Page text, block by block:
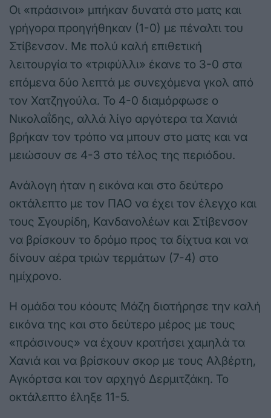
Οι «πράσινοι» μπήκαν δυνατά στο ματς και
γρήγορα προηγήθηκαν (1-0) με πέναλτι του
Στίβενσον. Με πολύ καλή επιθετική
λειτουργία το «τριφύλλι» έκανε το 3-0 στα
επόμενα δύο λεπτά με συνεχόμενα γκολ από
τον Χατζηγούλα. Το 4-0 διαμόρφωσε ο
Νικολαΐδης, αλλά λίγο αργότερα τα Χανιά
βρήκαν τον τρόπο να μπουν στο ματς και να
μειώσουν σε 4-3 στο τέλος της περιόδου.
Ανάλογη ήταν η εικόνα και στο δεύτερο
οκτάλεπτο με τον ΠΑΟ να έχει τον έλεγχο και
τους Σγουρίδη, Κανδανολέων και Στίβενσον
να βρίσκουν το δρόμο προς τα δίχτυα και να
δίνουν αέρα τριών τερμάτων (7-4) στο
ημίχρονο.
Η ομάδα του κόουτς Μάζη διατήρησε την καλή
εικόνα της και στο δεύτερο μέρος με τους
«πράσινους» να έχουν κρατήσει χαμηλά τα
Χανιά και να βρίσκουν σκορ με τους Αλβέρτη,
Αγκόρτσα και τον αρχηγό Δερμιτζάκη. Το
οκτάλεπτο έληξε 11-5.